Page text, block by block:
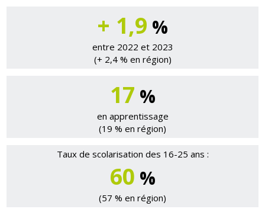
+ 1,9 %
entre 2022 et 2023
(+ 2,4 % en région)
17 %
en apprentissage
(19 % en région)
Taux de scolarisation des 16-25 ans :
60 %
(57 % en région)